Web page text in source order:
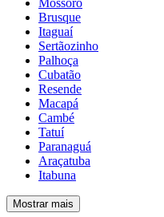
Mossoró
Brusque
Itaguaí
Sertãozinho
Palhoça
Cubatão
Resende
Macapá
Cambé
Tatuí
Paranaguá
Araçatuba
Itabuna
Mostrar mais